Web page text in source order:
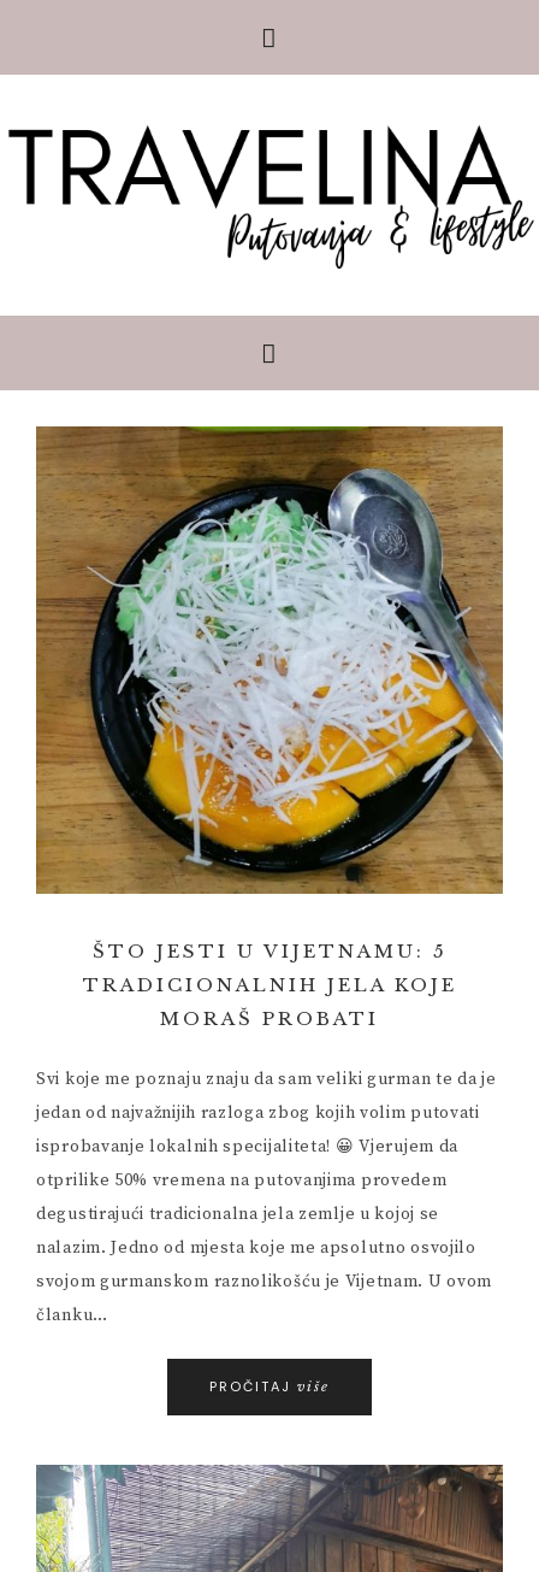
ŠTO JESTI U VIJETNAMU: 5
TRADICIONALNIH JELA KOJE
MORAŠ PROBATI
Svi koje me poznaju znaju da sam veliki gurman te da je
jedan od najvažnijih razloga zbog kojih volim putovati
isprobavanje lokalnih specijaliteta! 😀 Vjerujem da
otprilike 50% vremena na putovanjima provedem
degustirajući tradicionalna jela zemlje u kojoj se
nalazim. Jedno od mjesta koje me apsolutno osvojilo
svojom gurmanskom raznolikošću je Vijetnam. U ovom
članku…
PROČITAJ više